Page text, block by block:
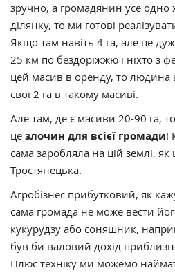
зручно, а громадянин усе одно
ділянку, то ми готові
Якщо там навіть 4 га, але це
25 км по бездоріжжю і ніхто з
цей масив в оренду, то людина
свої 2 га в такому масиві.
Але там, де є масиви 20-90 га,
це злочин для всієї громади!
сама заробляла на цій землі,
Тростянецька.
Агробізнес прибутковий, як
сама громада не може вести
кукурудзу або соняшник,
був би валовий дохід
Плюс техніку ми можемо